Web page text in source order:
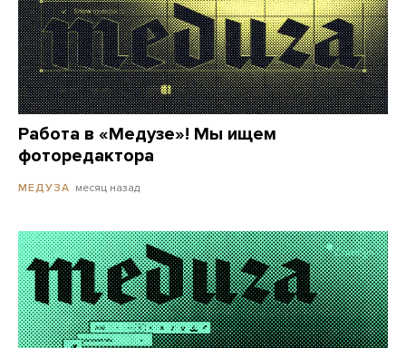
Работа в «Медузе»! Мы ищем
фоторедактора
МЕДУЗА месяц назад